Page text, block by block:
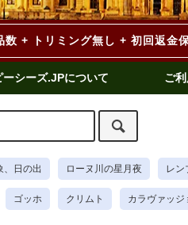
数 + トリミング無し + 初回返金
シーズ.JPについて ご
、日の出 ローヌ川の星月夜 レン
ゴッホ クリムト カラヴァッジ